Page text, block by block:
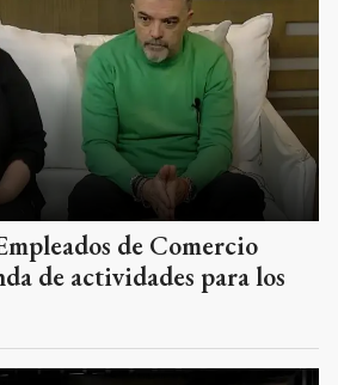
de Comercio
de actividades para los